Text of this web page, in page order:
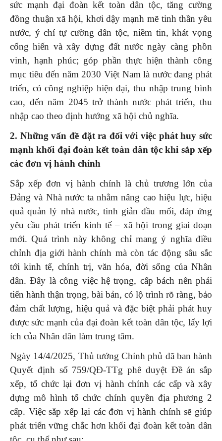
sức mạnh đại đoàn kết toàn dân tộc, tăng cường
đồng thuận xã hội, khơi dậy mạnh mẽ tinh thần yêu
nước, ý chí tự cường dân tộc, niềm tin, khát vọng
cống hiến và xây dựng đất nước ngày càng phồn
vinh, hạnh phúc; góp phần thực hiện thành công
mục tiêu đến năm 2030 Việt Nam là nước đang phát
triển, có công nghiệp hiện đại, thu nhập trung bình
cao, đến năm 2045 trở thành nước phát triển, thu
nhập cao theo định hướng xã hội chủ nghĩa.
2. Những vấn đề đặt ra đối với việc phát huy sức
mạnh khối đại đoàn kết toàn dân tộc khi sắp xếp
các đơn vị hành chính
Sắp xếp đơn vị hành chính là chủ trương lớn của
Đảng và Nhà nước ta nhằm nâng cao hiệu lực, hiệu
quả quản lý nhà nước, tinh giản đầu mối, đáp ứng
yêu cầu phát triển kinh tế – xã hội trong giai đoạn
mới. Quá trình này không chỉ mang ý nghĩa điều
chỉnh địa giới hành chính mà còn tác động sâu sắc
tới kinh tế, chính trị, văn hóa, đời sống của Nhân
dân. Đây là công việc hệ trọng, cấp bách nên phải
tiến hành thận trọng, bài bản, có lộ trình rõ ràng, bảo
đảm chất lượng, hiệu quả và đặc biệt phải phát huy
được sức mạnh của đại đoàn kết toàn dân tộc, lấy lợi
ích của Nhân dân làm trung tâm.
Ngày 14/4/2025, Thủ tướng Chính phủ đã ban hành
Quyết định số 759/QĐ-TTg phê duyệt Đề án sắp
xếp, tổ chức lại đơn vị hành chính các cấp và xây
dựng mô hình tổ chức chính quyền địa phương 2
cấp. Việc sắp xếp lại các đơn vị hành chính sẽ giúp
phát triển vững chắc hơn khối đại đoàn kết toàn dân